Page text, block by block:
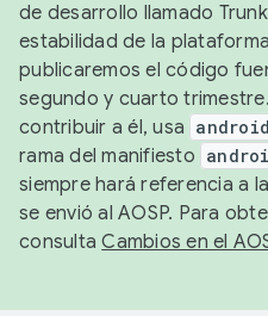
de desarrollo llamado
estabilidad de la
publicaremos el código
segundo y cuarto
contribuir a él, usa
rama del manifiesto
siempre hará referencia a
se envió al AOSP. Para
consultaCambios en el